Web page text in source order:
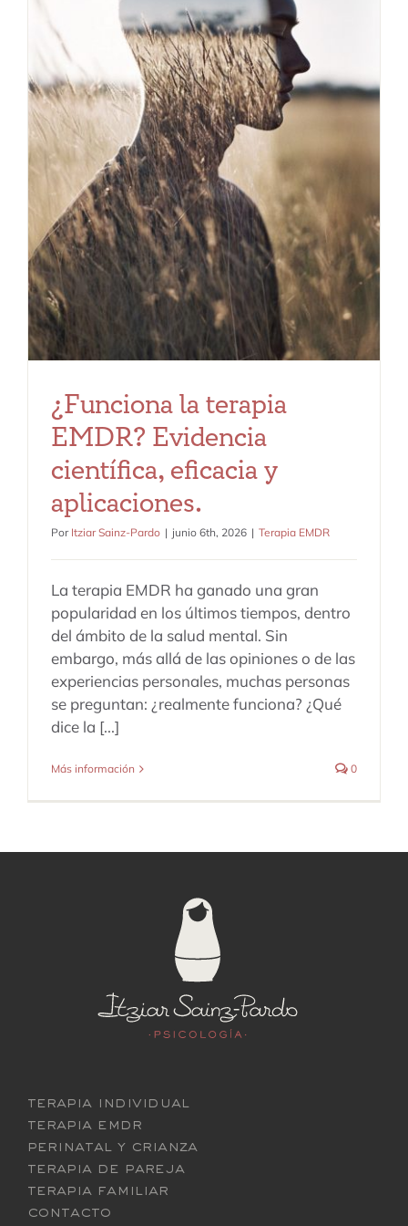
tarifas
blog
¿Funciona la terapia EMDR?
Evidencia científica, eficacia y
aplicaciones.
Terapia EMDR
¿Funciona la terapia
EMDR? Evidencia
científica, eficacia y
aplicaciones.
Por Itziar Sainz-Pardo | junio 6th, 2026 | Terapia EMDR
La terapia EMDR ha ganado una gran
popularidad en los últimos tiempos, dentro
del ámbito de la salud mental. Sin
embargo, más allá de las opiniones o de las
experiencias personales, muchas personas
se preguntan: ¿realmente funciona? ¿Qué
dice la [...]
Más información 0
terapia individual
terapia emdr
perinatal y crianza
terapia de pareja
terapia familiar
contacto